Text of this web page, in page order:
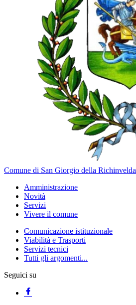
Comune di San Giorgio della Richinvelda
Amministrazione
Novità
Servizi
Vivere il comune
Comunicazione istituzionale
Viabilità e Trasporti
Servizi tecnici
Tutti gli argomenti...
Seguici su